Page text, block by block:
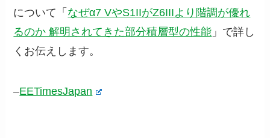
について「 なぜα7 VやS1IIがZ6IIIより階調が優れ
るのか 解明されてきた部分積層型の性能 」で詳し
くお伝えします。
–EETimesJapan